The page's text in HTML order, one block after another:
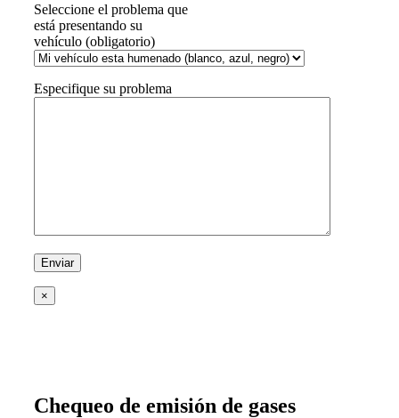
Seleccione el problema que
está presentando su
vehículo (obligatorio)
Especifique su problema
×
Chequeo de emisión de gases